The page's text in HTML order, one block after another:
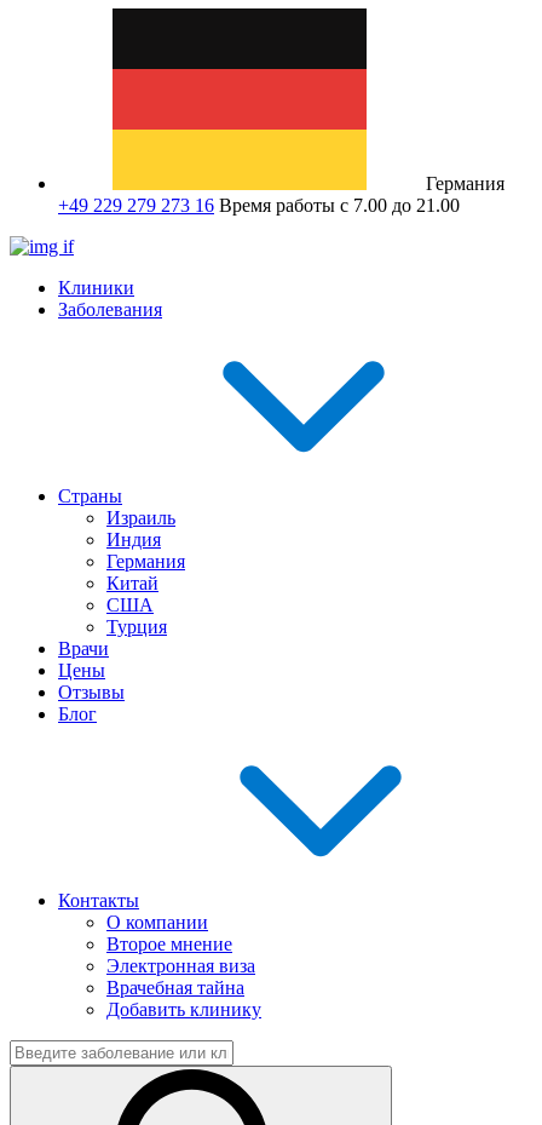
Германия
+49 229 279 273 16 Время работы с 7.00 до 21.00
Клиники
Заболевания
Страны
Израиль
Индия
Германия
Китай
США
Турция
Врачи
Цены
Отзывы
Блог
Контакты
О компании
Второе мнение
Электронная виза
Врачебная тайна
Добавить клинику